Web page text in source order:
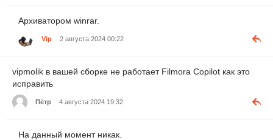
Архиватором winrar.
Vip 2 августа 2024 00:22
vipmolik в вашей сборке не работает Filmora Copilot как это
исправить
Пётр 4 августа 2024 19:32
На данный момент никак.